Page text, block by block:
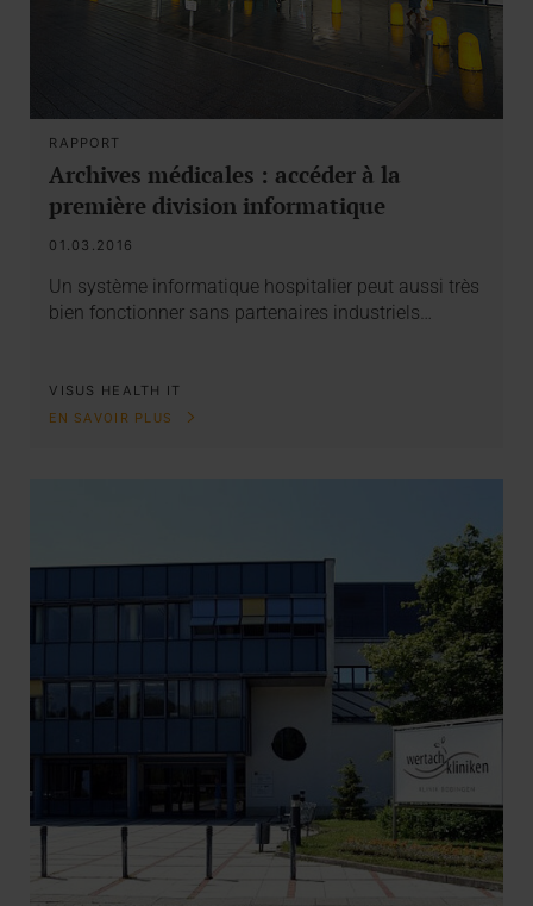
RAPPORT
Archives médicales : accéder à la
première division informatique
01.03.2016
Un système informatique hospitalier peut aussi très
bien fonctionner sans partenaires industriels…
VISUS HEALTH IT
EN SAVOIR PLUS